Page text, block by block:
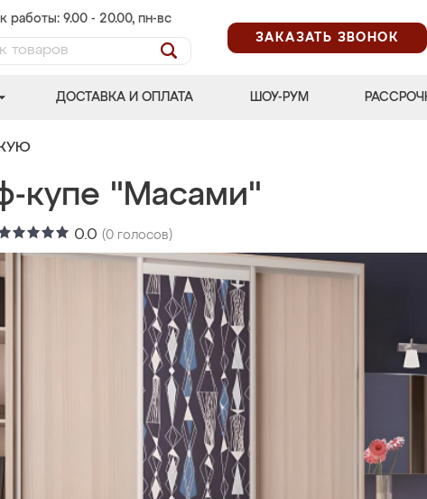
работы: 9.00 - 20.00, пн-вс
ЗАКАЗАТЬ ЗВОНОК
ДОСТАВКА И ОПЛАТА ШОУ-РУМ
купе "Масами"
0.0 (0 голосов)